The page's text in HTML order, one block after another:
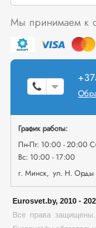
Мы принимаем к
График работы:
Пн-Пт: 10:00 - 20:00
Вс: 10:00 - 17:00
г. Минск, ул. Н. Орды
Eurosvet.by, 2010 -
Все права защищены.